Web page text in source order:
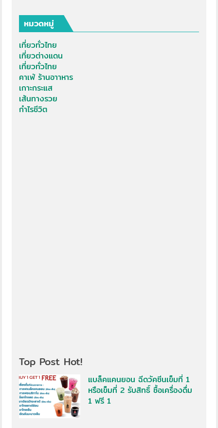
หมวดหมู่
เที่ยวทั่วไทย
เที่ยวต่างแดน
เที่ยวทั่วไทย
คาเฟ่ ร้านอาาหาร
เกาะกระแส
เส้นทางรวย
กำไรชีวิต
Top Post Hot!
แบล็คแคนยอน ฉีดวัคซีนเข็มที่ 1
หรือเข็มที่ 2 รับสิทธิ์ ซื้อเครื่องดื่ม
1 ฟรี 1